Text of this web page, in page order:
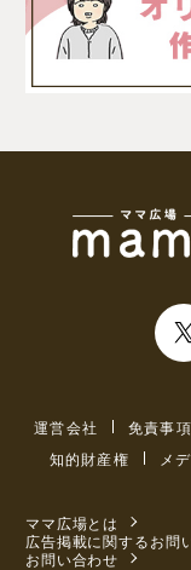
運営会社 免責事項
知的財産権
メ
ママ広場とは
広告掲載に関するお問
お問い合わせ